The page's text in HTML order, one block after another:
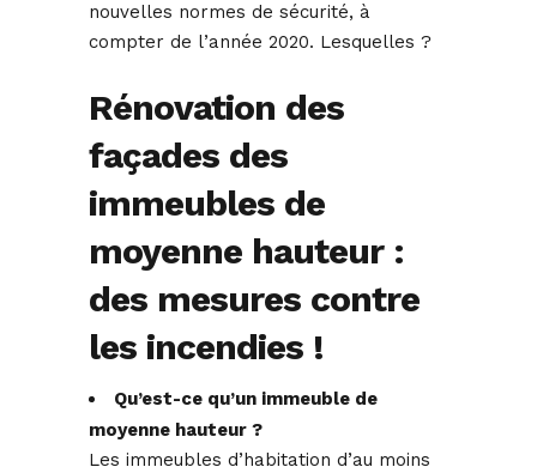
nouvelles normes de sécurité, à
compter de l’année 2020. Lesquelles ?
Rénovation des
façades des
immeubles de
moyenne hauteur :
des mesures contre
les incendies !
Qu’est-ce qu’un immeuble de
moyenne hauteur ?
Les immeubles d’habitation d’au moins